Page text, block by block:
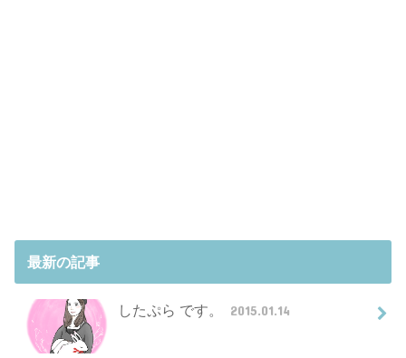
最新の記事
したぷら です。 2015.01.14